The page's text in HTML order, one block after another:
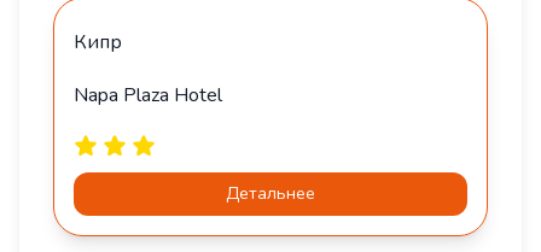
Кипр
Napa Plaza Hotel
Детальнее